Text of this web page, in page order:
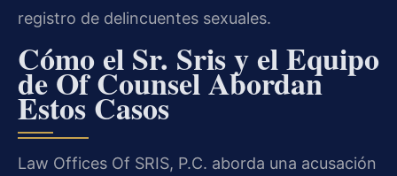
registro de delincuentes sexuales.
Cómo el Sr. Sris y el Equipo
de Of Counsel Abordan
Estos Casos
Law Offices Of SRIS, P.C. aborda una acusación